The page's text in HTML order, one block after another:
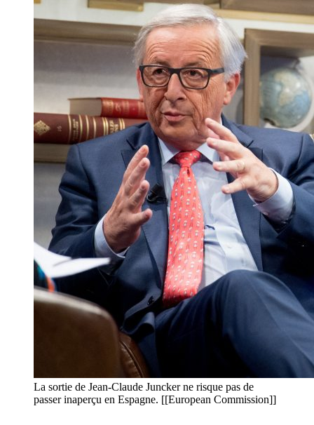
La sortie de Jean-Claude Juncker ne risque pas de
passer inaperçu en Espagne. [[European Commission]]